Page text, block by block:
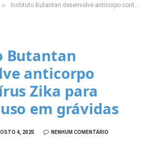
» Instituto Butantan desenvolve anticorpo contra vírus Zika para possível uso em grávidas
Butantan
anticorpo
Zika para
em grávidas
4, 2025 NENHUM COMENTÁRIO